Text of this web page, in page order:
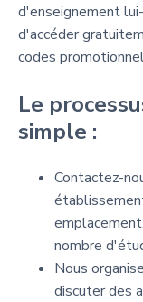
d'enseignement
d'accéder
codes
Le
simple :
Contactez-
nombre
Nous
discuter des